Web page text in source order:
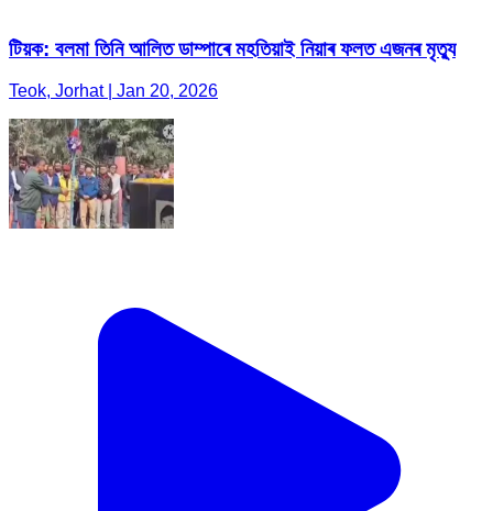
টিয়ক: বলমা তিনি আলিত ডাম্পাৰে মহতিয়াই নিয়াৰ ফলত এজনৰ মৃত্যু
Teok, Jorhat | Jan 20, 2026